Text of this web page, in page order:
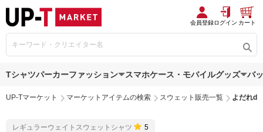
会員登録ログイン カート
Tシャツパーカーファッション スマホケース・モバイルグッズ バ
UP-Tマーケット マーケットアイテムの検索 スウェット販売一覧 よだれ
レギュラーウェイトスウェットシャツ 5